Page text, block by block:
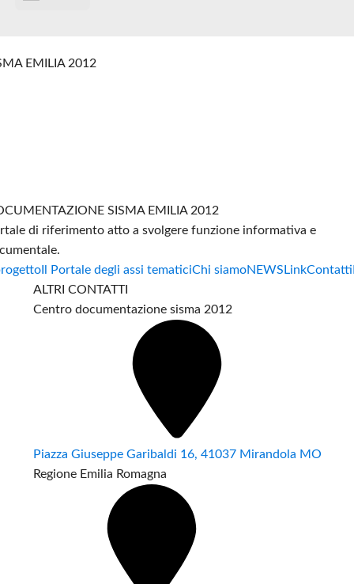
EMILIA 2012
SISMA EMILIA 2012
di riferimento atto a svolgere funzione informativa e
Il Portale degli assi tematiciChi siamoNEWS LinkContatti
ALTRI CONTATTI
Centro documentazione sisma 2012
Piazza Giuseppe Garibaldi 16, 41037 Mirandola MO
Regione Emilia Romagna